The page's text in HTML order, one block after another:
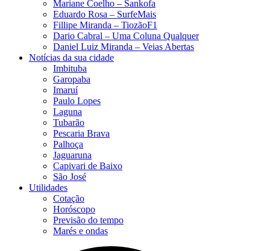
Mariane Coelho – Sankofa
Eduardo Rosa​ – SurfeMais
Fillipe Miranda – TiozãoF1
Dario Cabral – Uma Coluna Qualquer
Daniel Luiz Miranda – Veias Abertas
Notícias da sua cidade
Imbituba
Garopaba
Imaruí
Paulo Lopes
Laguna
Tubarão
Pescaria Brava
Palhoça
Jaguaruna
Capivari de Baixo
São José
Utilidades
Cotação
Horóscopo
Previsão do tempo
Marés e ondas